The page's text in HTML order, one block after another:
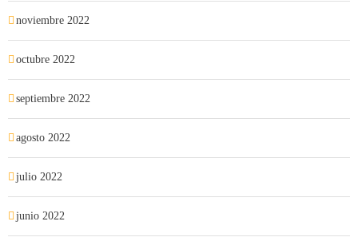
noviembre 2022
octubre 2022
septiembre 2022
agosto 2022
julio 2022
junio 2022